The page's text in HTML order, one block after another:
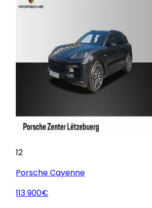
12
PorscheCayenne
113 900€